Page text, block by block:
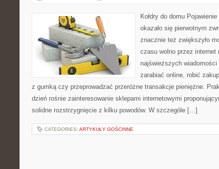
Kołdry do domu
okazało się pierwotnym
znacznie też zwiększyło
czasu wolno przez internet
najświeższych
zarabiać online, robić
z gumką czy przeprowadzać przeróżne transakcje pieniężne.
dzień rośnie zainteresowanie sklepami internetowymi
solidne rozstrzygnięcie z kilku powodów. W szczególe […]
CATEGORIES: ARTYKUŁY GOŚCINNE